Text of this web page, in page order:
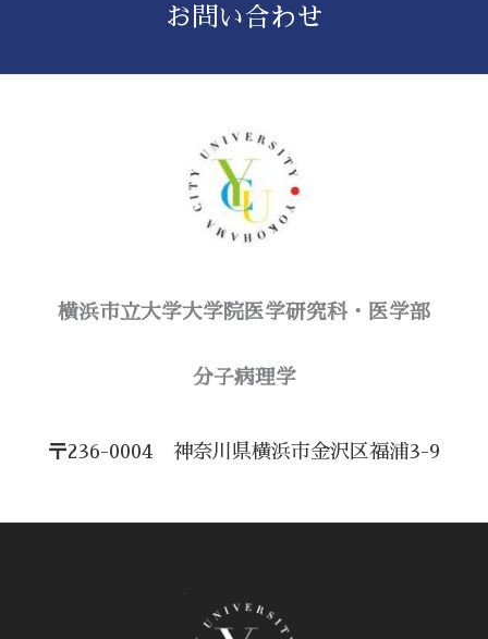
お問い合わせ
横浜市立大学大学院医学研究科・医学部
​分子病理学
〒236-0004 神奈川県横浜市金沢区福浦3-9